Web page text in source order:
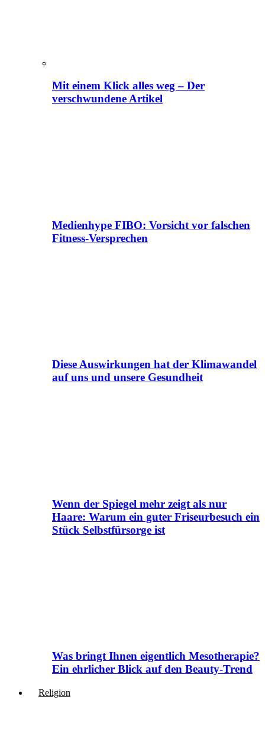
Mit einem Klick alles weg – Der
verschwundene Artikel
Medienhype FIBO: Vorsicht vor falschen
Fitness-Versprechen
Diese Auswirkungen hat der Klimawandel
auf uns und unsere Gesundheit
Wenn der Spiegel mehr zeigt als nur
Haare: Warum ein guter Friseurbesuch ein
Stück Selbstfürsorge ist
Was bringt Ihnen eigentlich Mesotherapie?
Ein ehrlicher Blick auf den Beauty-Trend
Religion